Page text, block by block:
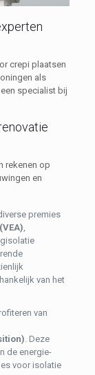
crepi plaatsen
als
specialist bij
rekenen op
en
premies
,
van het
van
. Deze
de energie-
voor isolatie